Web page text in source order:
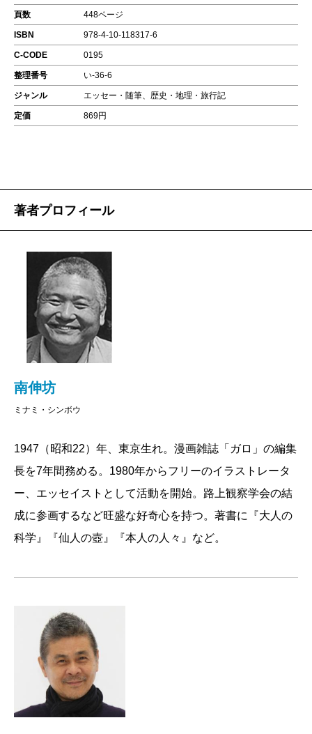
頁数 448ページ
ISBN 978-4-10-118317-6
C-CODE 0195
整理番号 い-36-6
ジャンル エッセー・随筆、歴史・地理・旅行記
定価 869円
著者プロフィール
南伸坊
ミナミ・シンボウ
1947（昭和22）年、東京生れ。漫画雑誌「ガロ」の編集
長を7年間務める。1980年からフリーのイラストレータ
ー、エッセイストとして活動を開始。路上観察学会の結
成に参画するなど旺盛な好奇心を持つ。著書に『大人の
科学』『仙人の壺』『本人の人々』など。